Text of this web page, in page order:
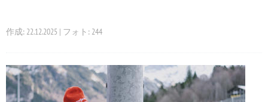
作成: 22.12.2025 | フォト: 244